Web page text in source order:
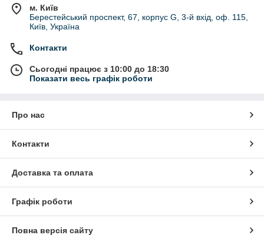
м. Київ
Берестейський проспект, 67, корпус G, 3-й вхід, оф. 115,
Київ, Україна
Контакти
Сьогодні працює з 10:00 до 18:30
Показати весь графік роботи
Про нас
Контакти
Доставка та оплата
Графік роботи
Повна версія сайту